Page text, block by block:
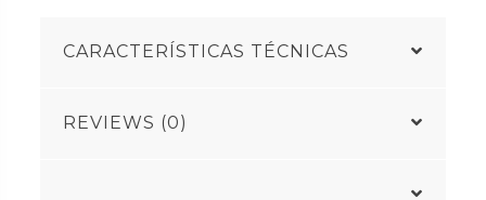
CARACTERÍSTICAS TÉCNICAS
REVIEWS (0)